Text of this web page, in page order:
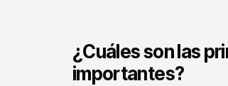
¿Cuáles son las
importantes?